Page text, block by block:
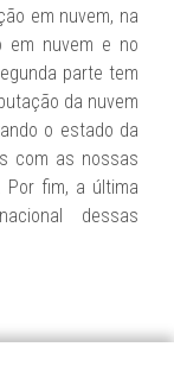
em nuvem, na
em nuvem e no
parte tem
da nuvem
o estado da
com as nossas
Por fim, a última
dessas